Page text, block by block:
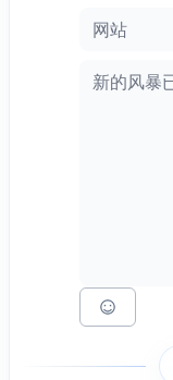
网站